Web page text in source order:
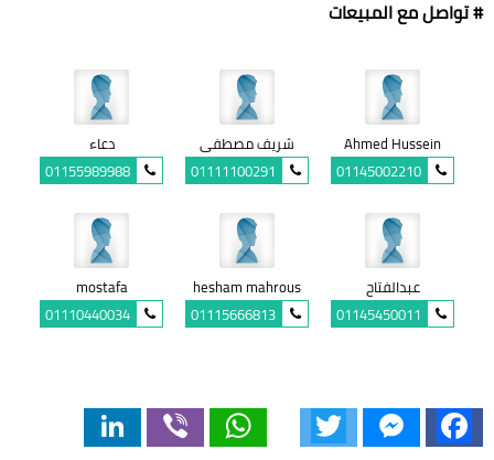
# تواصل مع المبيعات
Ahmed Hussein
01145002210
شريف مصطفى
01111100291
دعاء
01155989988
عبدالفتاح
01145450011
hesham mahrous
01115666813
mostafa
01110440034
Facebook
Messenger
WhatsApp